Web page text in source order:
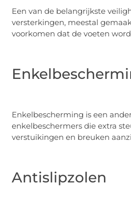
Een van de belangrijkste
versterkingen, meestal
voorkomen dat de voeten
Enkelbescherming is een
enkelbeschermers die extra
verstuikingen en breuken
Antislipzolen